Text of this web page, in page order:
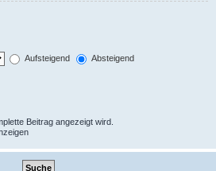
Aufsteigend
Absteigend
Beitrag angezeigt wird.